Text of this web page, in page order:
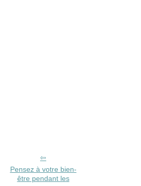
Pensez à votre bien-
être pendant les